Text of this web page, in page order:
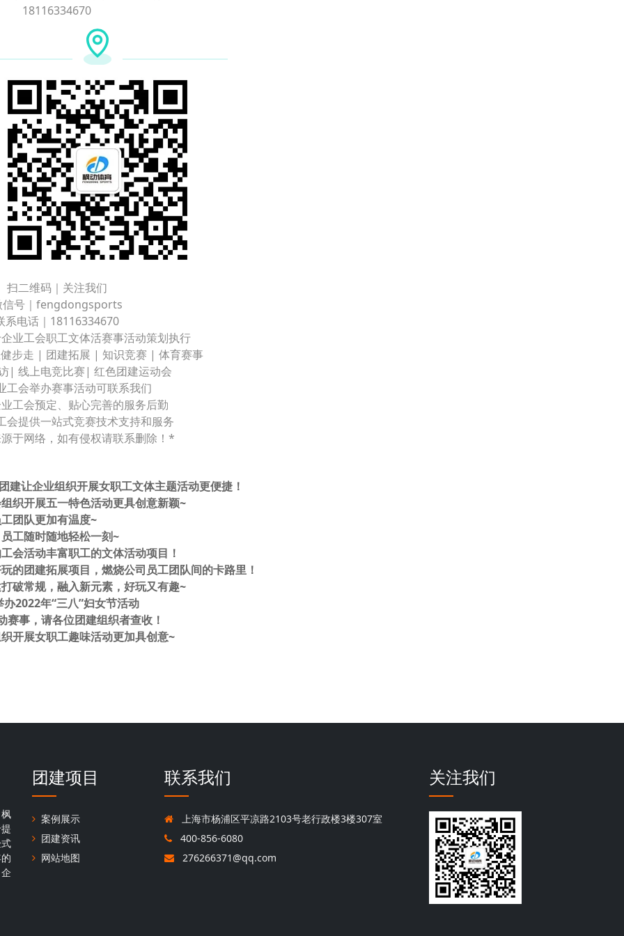
18116334670
扫二维码｜关注我们
信号｜fengdongsports
系电话｜18116334670
业工会职工文体活赛事活动策划执行
步走 | 团建拓展 | 知识竞赛 | 体育赛事
| 线上电竞比赛| 红色团建运动会
工会举办赛事活动可联系我们
工会预定、贴心完善的服务后勤
会提供一站式竞赛技术支持和服务
于网络，如有侵权请联系删除！*
让企业组织开展女职工文体主题活动更便捷！
织开展五一特色活动更具创意新颖~
团队更加有温度~
工随时随地轻松一刻~
会活动丰富职工的文体活动项目！
的团建拓展项目，燃烧公司员工团队间的卡路里！
破常规，融入新元素，好玩又有趣~
2022年“三八”妇女节活动
事，请各位团建组织者查收！
开展女职工趣味活动更加具创意~
团建项目
案例展示
团建资讯
网站地图
联系我们
上海市杨浦区平凉路2103号老行政楼3楼307室
400-856-6080
276266371@qq.com
关注我们